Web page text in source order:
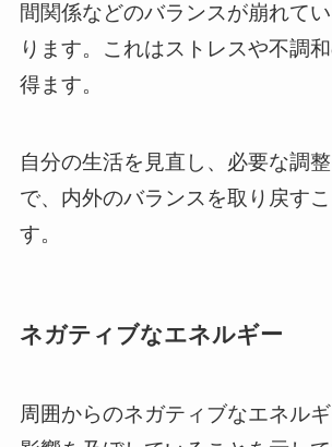
間関係などのバランスが崩れて
ります。これはストレスや不調
得ます。
自分の生活を見直し、必要な調
で、内外のバランスを取り戻す
す。
ネガティブなエネルギー
周囲からのネガティブなエネル